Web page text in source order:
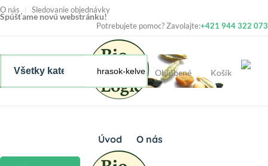
O nás Sledovanie objednávky
Spúšťame novú webstránku!
Potrebujete pomoc? Zavolajte:+421 944 322 073
Obľúbené Košík
Úvod O nás